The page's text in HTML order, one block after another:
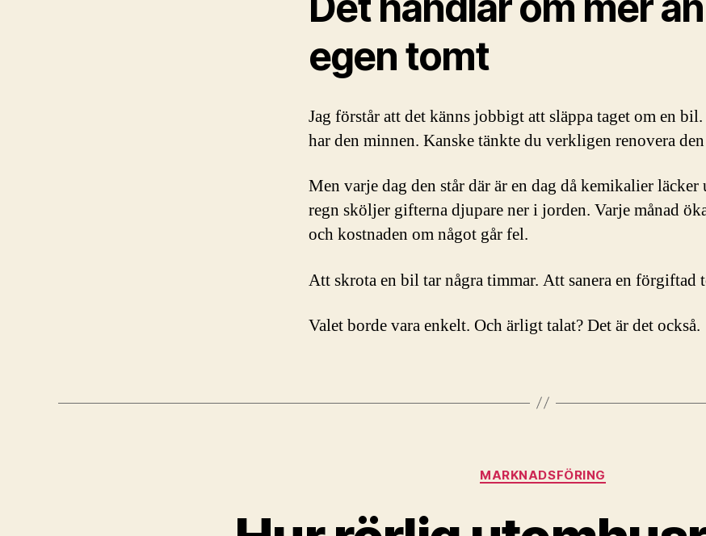
egen tomt
Jag förstår att det känns jobbigt att släppa taget om en
har den minnen. Kanske tänkte du verkligen renovera
Men varje dag den står där är en dag då kemikalier läcker
regn sköljer gifterna djupare ner i jorden. Varje månad
och kostnaden om något går fel.
Att skrota en bil tar några timmar. Att sanera en förgiftad
Valet borde vara enkelt. Och ärligt talat? Det är det också.
Kategorier
MARKNADSFÖRING